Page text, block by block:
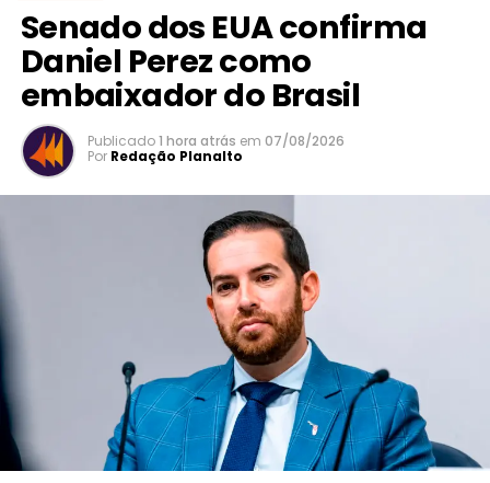
Senado dos EUA confirma
Daniel Perez como
embaixador do Brasil
Publicado1 hora atrás em 07/08/2026
Por Redação Planalto